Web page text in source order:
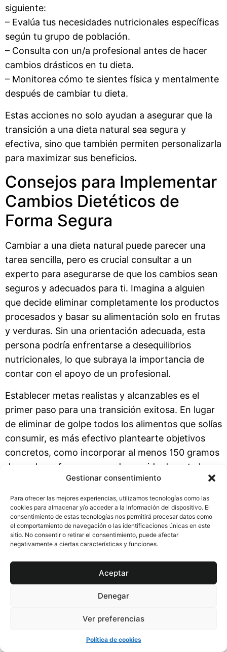
Gestionar consentimiento
Para ofrecer las mejores experiencias, utilizamos tecnologías como las
cookies para almacenar y/o acceder a la información del dispositivo. El
consentimiento de estas tecnologías nos permitirá procesar datos como
el comportamiento de navegación o las identificaciones únicas en este
sitio. No consentir o retirar el consentimiento, puede afectar
negativamente a ciertas características y funciones.
Aceptar
Denegar
Ver preferencias
Política de cookies
siguiente:
– Evalúa tus necesidades nutricionales específicas
según tu grupo de población.
– Consulta con un/a profesional antes de hacer
cambios drásticos en tu dieta.
– Monitorea cómo te sientes física y mentalmente
después de cambiar tu dieta.
Estas acciones no solo ayudan a asegurar que la
transición a una dieta natural sea segura y
efectiva, sino que también permiten personalizarla
para maximizar sus beneficios.
Consejos para Implementar
Cambios Dietéticos de
Forma Segura
Cambiar a una dieta natural puede parecer una
tarea sencilla, pero es crucial consultar a un
experto para asegurarse de que los cambios sean
seguros y adecuados para ti. Imagina a alguien
que decide eliminar completamente los productos
procesados y basar su alimentación solo en frutas
y verduras. Sin una orientación adecuada, esta
persona podría enfrentarse a desequilibrios
nutricionales, lo que subraya la importancia de
contar con el apoyo de un profesional.
Establecer metas realistas y alcanzables es el
primer paso para una transición exitosa. En lugar
de eliminar de golpe todos los alimentos que solías
consumir, es más efectivo plantearte objetivos
concretos, como incorporar al menos 150 gramos
de verduras frescas en cada comida durante la
primera semana. Esto no solo hace que la
transición sea menos abrumadora, sino que
también te ayuda a mantener el equilibrio
nutricional.
Introducir cambios graduales en la dieta es clave
para evitar sentirte desmotivado o abrumado.
Puedes comenzar reemplazando una comida
diaria con opciones más naturales y, a medida que
te sientas más cómodo, aumentar la cantidad. Por
ejemplo, podrías proponerte consumir pescado
para asegurar una ingesta adecuada de ácidos